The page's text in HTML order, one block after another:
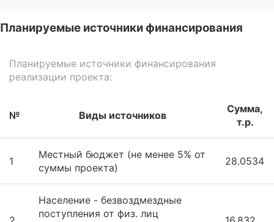
Планируемые источники финансирования
Планируемые источники финансирования
реализации проекта:
№ Виды источников
Сумма,
т.р.
1
Местный бюджет (не менее 5% от
суммы проекта)
28.0534
Население - безвоздмездные
поступления от физ. лиц